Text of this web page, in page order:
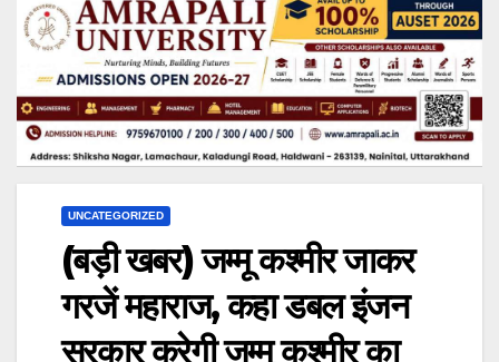
UNCATEGORIZED
(बड़ी खबर) जम्मू कश्मीर जाकर
गरजें महाराज, कहा डबल इंजन
सरकार करेगी जम्मू कश्मीर का